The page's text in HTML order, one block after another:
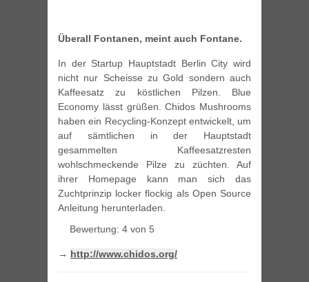
Überall Fontanen, meint auch Fontane.
In der Startup Hauptstadt Berlin City wird
nicht nur Scheisse zu Gold sondern auch
Kaffeesatz zu köstlichen Pilzen. Blue
Economy lässt grüßen. Chidos Mushrooms
haben ein Recycling-Konzept entwickelt, um
auf sämtlichen in der Hauptstadt
gesammelten Kaffeesatzresten
wohlschmeckende Pilze zu züchten. Auf
ihrer Homepage kann man sich das
Zuchtprinzip locker flockig als Open Source
Anleitung herunterladen.
Bewertung: 4 von 5
→ http://www.chidos.org/